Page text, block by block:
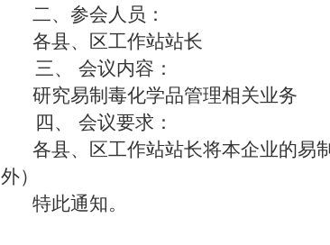
二、参会人员：
各县、区工作站站长
三、
会议内容：
研究易制毒化学品管理相关业务
四、
会议要求：
各县、区工作站站长将本企业的易
外）
特此通知。